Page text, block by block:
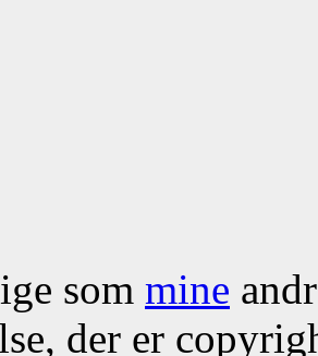
som mine
der er